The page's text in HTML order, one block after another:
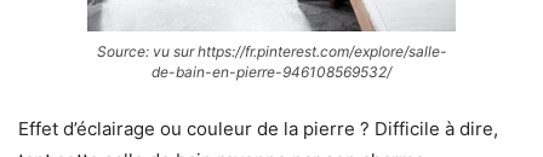
Source: vu sur https://fr.pinterest.com/explore/salle-
de-bain-en-pierre-946108569532/
Effet d’éclairage ou couleur de la pierre ? Difficile à dire,